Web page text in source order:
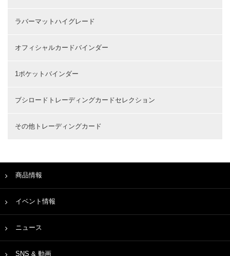
ラバーマットハイグレード
オフィシャルカードバインダー
1ポケットバインダー
ブシロードトレーディングカードセレクション
その他トレーディングカード
商品情報
イベント情報
ニュース
SNS & 動画